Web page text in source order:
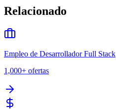
Relacionado
Empleo de Desarrollador Full Stack
1,000+ ofertas